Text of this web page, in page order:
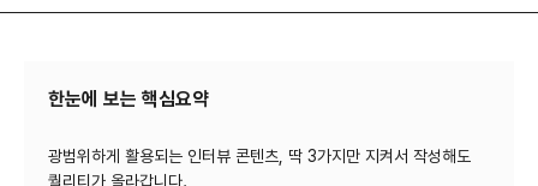
한눈에 보는 핵심요약
광범위하게 활용되는 인터뷰 콘텐츠, 딱 3가지만 지켜서 작성해도